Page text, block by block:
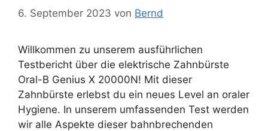
6. September 2023 von Bernd
Willkommen zu unserem ausführlichen
Testbericht über die elektrische Zahnbürste
Oral-B Genius X 20000N! Mit dieser
Zahnbürste erlebst du ein neues Level an oraler
Hygiene. In unserem umfassenden Test werden
wir alle Aspekte dieser bahnbrechenden